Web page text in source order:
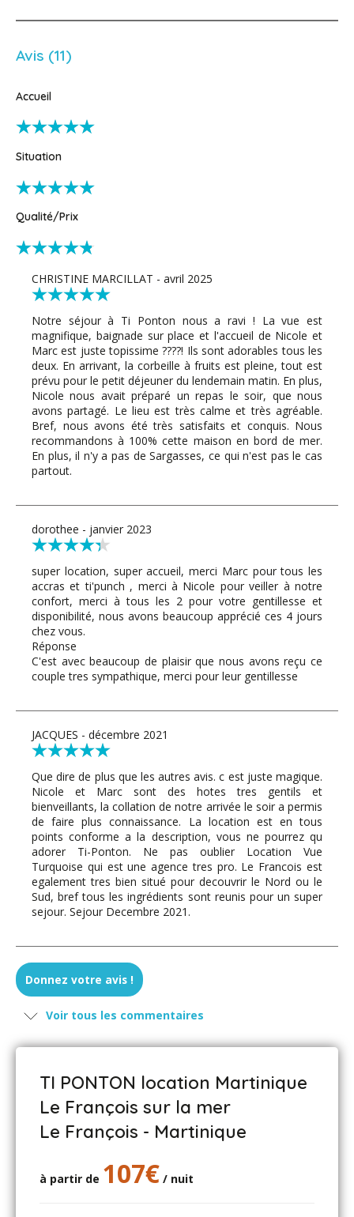
Avis (11)
Accueil
Situation
Qualité/Prix
CHRISTINE MARCILLAT - avril 2025
Notre séjour à Ti Ponton nous a ravi ! La vue est
magnifique, baignade sur place et l'accueil de Nicole et
Marc est juste topissime ????! Ils sont adorables tous les
deux. En arrivant, la corbeille à fruits est pleine, tout est
prévu pour le petit déjeuner du lendemain matin. En plus,
Nicole nous avait préparé un repas le soir, que nous
avons partagé. Le lieu est très calme et très agréable.
Bref, nous avons été très satisfaits et conquis. Nous
recommandons à 100% cette maison en bord de mer.
En plus, il n'y a pas de Sargasses, ce qui n'est pas le cas
partout.
dorothee - janvier 2023
super location, super accueil, merci Marc pour tous les
accras et ti'punch , merci à Nicole pour veiller à notre
confort, merci à tous les 2 pour votre gentillesse et
disponibilité, nous avons beaucoup apprécié ces 4 jours
chez vous.
Réponse
C'est avec beaucoup de plaisir que nous avons reçu ce
couple tres sympathique, merci pour leur gentillesse
JACQUES - décembre 2021
Que dire de plus que les autres avis. c est juste magique.
Nicole et Marc sont des hotes tres gentils et
bienveillants, la collation de notre arrivée le soir a permis
de faire plus connaissance. La location est en tous
points conforme a la description, vous ne pourrez qu
adorer Ti-Ponton. Ne pas oublier Location Vue
Turquoise qui est une agence tres pro. Le Francois est
egalement tres bien situé pour decouvrir le Nord ou le
Sud, bref tous les ingrédients sont reunis pour un super
sejour. Sejour Decembre 2021.
Quellec - février 2020
Il y a des endroits où l on souhaiterait se poser et flirter
légèreté des vagues florales sur un ponton de bois
viennent soi du francois ou du Robert et comprendre et
apprendre le.mot # enchantement # ne chercher pas
ailleurs, vous y êtes.
Un immense merci à Nicole et Marc pour leur accueil qui
gardez les zygomatiques éveillés pour un sacré bout de
temps
Donnez votre avis !
Voir tous les commentaires
TI PONTON location Martinique
Le François sur la mer
Le François - Martinique
à partir de 107€ / nuit